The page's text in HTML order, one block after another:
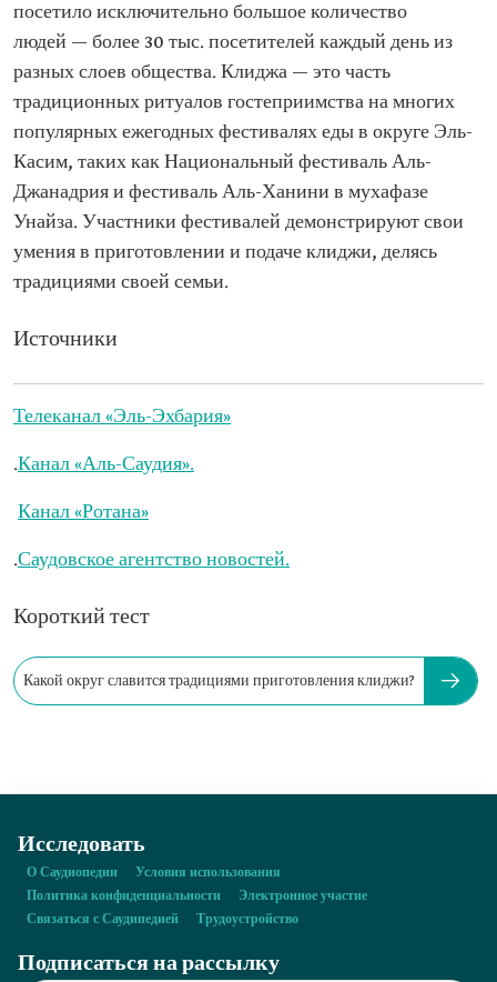
посетило исключительно большое количество
людей — более 30 тыс. посетителей каждый день из
разных слоев общества. Клиджа — это часть
традиционных ритуалов гостеприимства на многих
популярных ежегодных фестивалях еды в округе Эль-
Касим, таких как Национальный фестиваль Аль-
Джанадрия и фестиваль Аль-Ханини в мухафазе
Унайза. Участники фестивалей демонстрируют свои
умения в приготовлении и подаче клиджи, делясь
традициями своей семьи.
Источники
Телеканал «Эль-Эхбария»
.Канал «Аль-Саудия».
Канал «Ротана»
.Саудовское агентство новостей.
Короткий тест
Какой округ славится традициями приготовления клиджи?
Исследовать
О Саудиопедии
Условия использования
Политика конфиденциальности
Электронное участие
Связаться с Саудипедией
Трудоустройство
Подписаться на рассылку